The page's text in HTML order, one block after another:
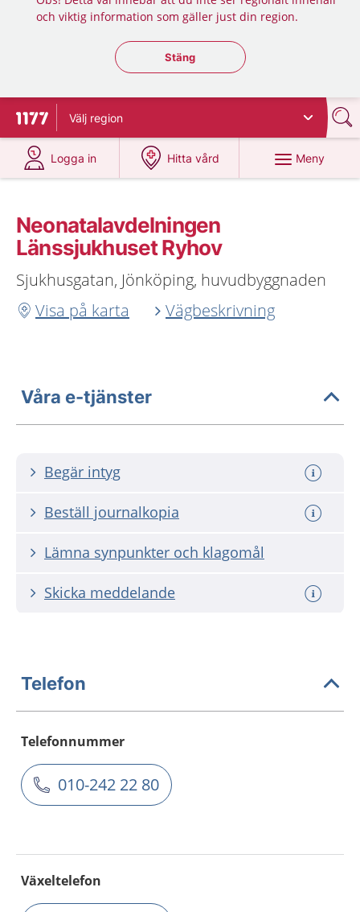
och viktig information som gäller just din region.
Stäng regionsväljaren
Stäng
Till startsidan för 1177
Välj region
Logga in
på 1177.se
Hitta vård
på 1177.se
Meny
Neonatalavdelningen
Länssjukhuset Ryhov
Sjukhusgatan, Jönköping, huvudbyggnaden
Visa på karta
Vägbeskrivning
Våra e-tjänster
Begär intyg
Beställ journalkopia
Lämna synpunkter och klagomål
Skicka meddelande
Telefon
Telefonnummer
010-242 22 80
Växeltelefon